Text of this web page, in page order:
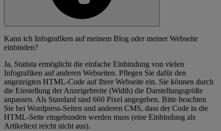
Kann ich Infografiken auf meinem Blog oder meiner Webseite
einbinden?
Ja, Statista ermöglicht die einfache Einbindung von vielen
Infografiken auf anderen Webseiten. Pflegen Sie dafür den
angezeigten HTML-Code auf Ihrer Webseite ein. Sie können durch
die Einstellung der Anzeigebreite (Width) die Darstellungsgröße
anpassen. Als Standard sind 660 Pixel angegeben. Bitte beachten
Sie bei Wordpress-Seiten und anderen CMS, dass der Code in die
HTML-Seite eingebunden werden muss (eine Einbindung als
Artikeltext reicht nicht aus).